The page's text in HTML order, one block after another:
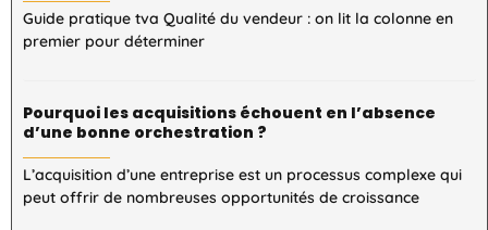
Guide pratique tva Qualité du vendeur : on lit la colonne en
premier pour déterminer
Pourquoi les acquisitions échouent en l’absence
d’une bonne orchestration ?
L’acquisition d’une entreprise est un processus complexe qui
peut offrir de nombreuses opportunités de croissance